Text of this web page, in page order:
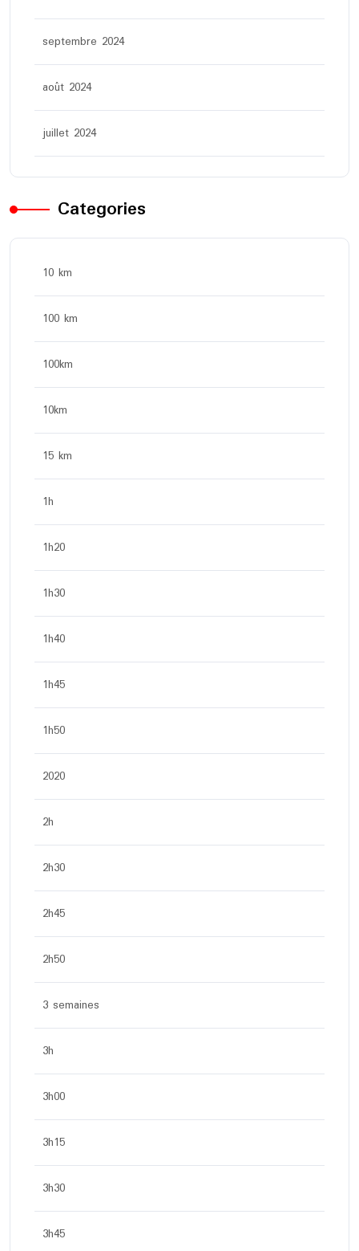
septembre 2024
août 2024
juillet 2024
Categories
10 km
100 km
100km
10km
15 km
1h
1h20
1h30
1h40
1h45
1h50
2020
2h
2h30
2h45
2h50
3 semaines
3h
3h00
3h15
3h30
3h45